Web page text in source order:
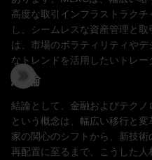
高度な取引インフラストラク
し、シームレスな資産管理と
は、市場のボラティリティや
なトレンドを活用したいトレー
結論
結論として、金融およびテクノ
という概念は、幅広い移行と
家の関心のシフトから、新技
再配置に至るまで、こうした